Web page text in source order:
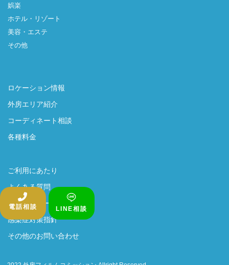
電話相談 LINE相談
娯楽
ホテル・リゾート
美容・エステ
その他
ロケーション情報
外房エリア紹介
コーディネート相談
各種料金
ご利用にあたり
よくある質問
プライバシーポリシー
感染症対策指針
その他のお問い合わせ